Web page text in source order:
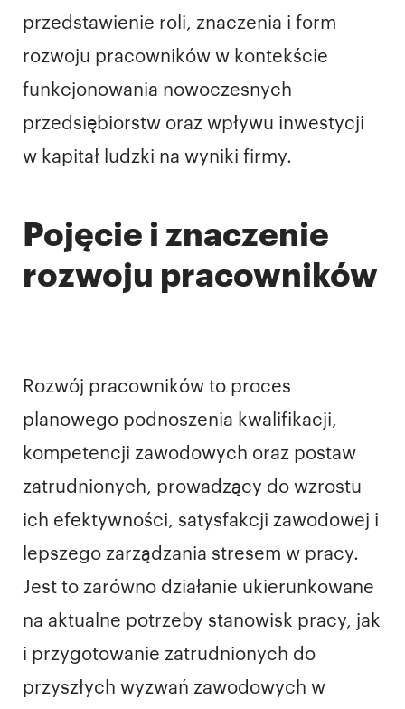
przedstawienie roli, znaczenia i form
rozwoju pracowników w kontekście
funkcjonowania nowoczesnych
przedsiębiorstw oraz wpływu inwestycji
w kapitał ludzki na wyniki firmy.
Pojęcie i znaczenie
rozwoju pracowników
Rozwój pracowników to proces
planowego podnoszenia kwalifikacji,
kompetencji zawodowych oraz postaw
zatrudnionych, prowadzący do wzrostu
ich efektywności, satysfakcji zawodowej i
lepszego zarządzania stresem w pracy.
Jest to zarówno działanie ukierunkowane
na aktualne potrzeby stanowisk pracy, jak
i przygotowanie zatrudnionych do
przyszłych wyzwań zawodowych w